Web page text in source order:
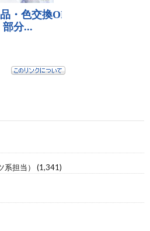
担当） (1,341)